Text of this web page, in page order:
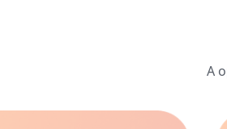
A